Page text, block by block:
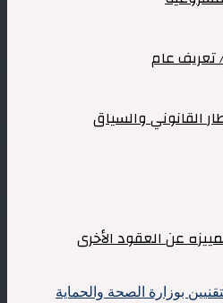
تعريف عام
القانوني والسياق
عن العقود الأخرى